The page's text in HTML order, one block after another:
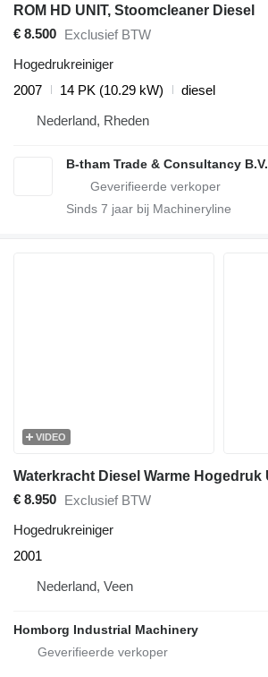
ROM HD UNIT, Stoomcleaner Diesel
€ 8.500 Exclusief BTW
Hogedrukreiniger
2007
14 PK (10.29 kW)
diesel
Nederland, Rheden
B-tham Trade & Consultancy B.V.
Sinds 7 jaar bij Machineryline
VIDEO
€ 8.950
Exclusief BTW
Hogedrukreiniger
2001
Nederland, Veen
Homborg Industrial Machinery